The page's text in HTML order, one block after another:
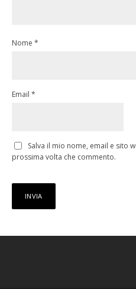
Nome *
Email *
Salva il mio nome, email e sito
prossima volta che commento.